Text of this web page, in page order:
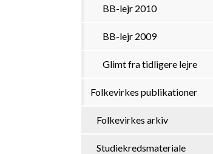
BB-lejr 2010
BB-lejr 2009
Glimt fra tidligere lejre
Folkevirkes publikationer
Folkevirkes arkiv
Studiekredsmateriale